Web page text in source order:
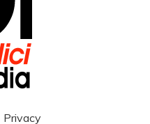
Privacy